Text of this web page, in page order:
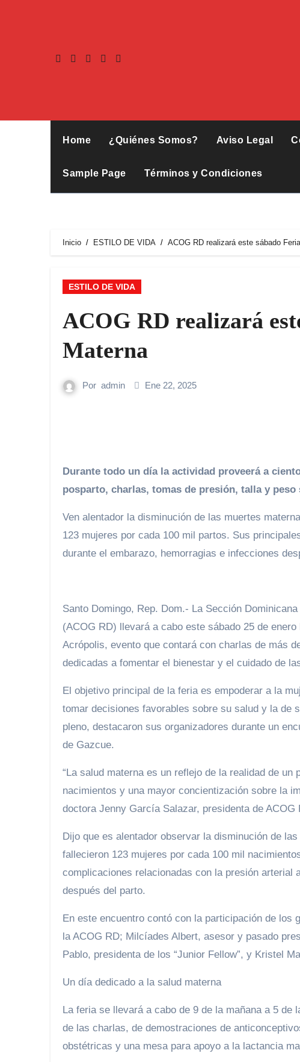
Home ¿Quiénes Somos? Aviso Legal
Sample Page Términos y Condiciones
Inicio ESTILO DE VIDA ACOG RD realizará este sábado
ESTILO DE VIDA
ACOG RD realizará
Materna
Por admin Ene 22, 2025
Durante todo un día la actividad proveerá a
posparto, charlas, tomas de presión, talla y peso
Ven alentador la disminución de las muertes
123 mujeres por cada 100 mil partos. Sus
durante el embarazo, hemorragias e infecciones
Santo Domingo, Rep. Dom.- La Sección
(ACOG RD) llevará a cabo este sábado 25 de
Acrópolis, evento que contará con charlas de más
dedicadas a fomentar el bienestar y el cuidado de
El objetivo principal de la feria es empoderar a la
tomar decisiones favorables sobre su salud y la de
pleno, destacaron sus organizadores durante un
de Gazcue.
“La salud materna es un reflejo de la realidad de
nacimientos y una mayor concientización sobre la
doctora Jenny García Salazar, presidenta de ACOG
Dijo que es alentador observar la disminución de
fallecieron 123 mujeres por cada 100 mil
complicaciones relacionadas con la presión arterial
después del parto.
En este encuentro contó con la participación de
la ACOG RD; Milcíades Albert, asesor y pasado
Pablo, presidenta de los “Junior Fellow”, y Kristel
Un día dedicado a la salud materna
La feria se llevará a cabo de 9 de la mañana a 5
de las charlas, de demostraciones de
obstétricas y una mesa para apoyo a la lactancia